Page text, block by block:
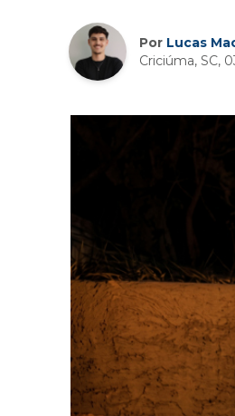
Por Lucas
Criciúma, SC,